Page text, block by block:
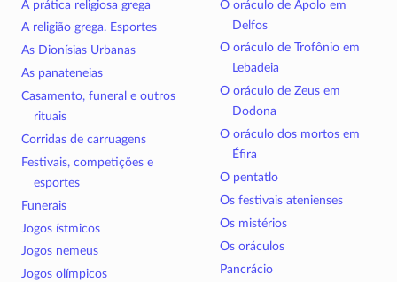
A prática religiosa grega
A religião grega. Esportes
As Dionísias Urbanas
As panateneias
Casamento, funeral e outros
rituais
Corridas de carruagens
Festivais, competições e
esportes
Funerais
Jogos ístmicos
Jogos nemeus
Jogos olímpicos
O oráculo de Apolo em
Delfos
O oráculo de Trofônio em
Lebadeia
O oráculo de Zeus em
Dodona
O oráculo dos mortos em
Éfira
O pentatlo
Os festivais atenienses
Os mistérios
Os oráculos
Pancrácio